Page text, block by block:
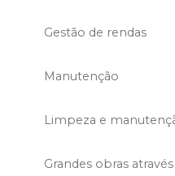
Gestão de rendas
Manutenção
Limpeza e
Grandes obras